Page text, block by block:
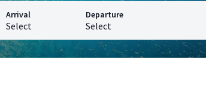
Arrival
Select
Departure
Select